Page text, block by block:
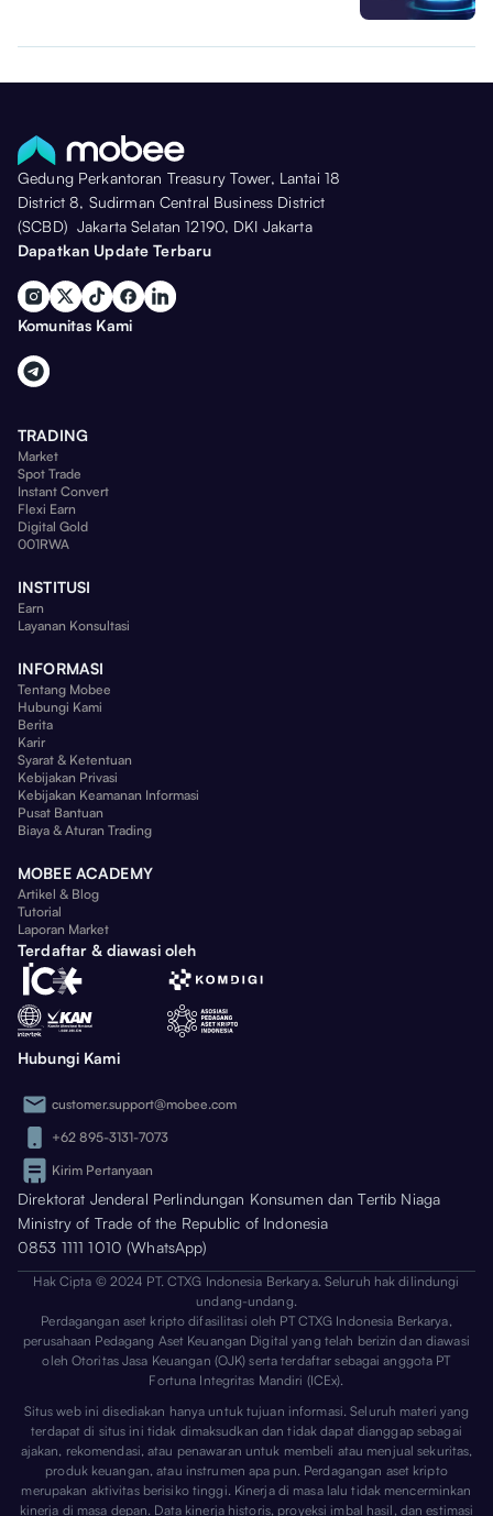
Gedung Perkantoran Treasury Tower, Lantai 18
District 8, Sudirman Central Business District
(SCBD) Jakarta Selatan 12190, DKI Jakarta
Dapatkan Update Terbaru
Komunitas Kami
TRADING
Market
Spot Trade
Instant Convert
Flexi Earn
Digital Gold
001RWA
INSTITUSI
Earn
Layanan Konsultasi
INFORMASI
Tentang Mobee
Hubungi Kami
Berita
Karir
Syarat & Ketentuan
Kebijakan Privasi
Kebijakan Keamanan Informasi
Pusat Bantuan
Biaya & Aturan Trading
MOBEE ACADEMY
Artikel & Blog
Tutorial
Laporan Market
Terdaftar & diawasi oleh
Hubungi Kami
customer.support@mobee.com
+62 895-3131-7073
Kirim Pertanyaan
Direktorat Jenderal Perlindungan Konsumen dan Tertib Niaga
Ministry of Trade of the Republic of Indonesia
0853 1111 1010 (WhatsApp)
Hak Cipta © 2024 PT. CTXG Indonesia Berkarya. Seluruh hak dilindungi
undang-undang.
Perdagangan aset kripto difasilitasi oleh PT CTXG Indonesia Berkarya,
perusahaan Pedagang Aset Keuangan Digital yang telah berizin dan diawasi
oleh Otoritas Jasa Keuangan (OJK) serta terdaftar sebagai anggota PT
Fortuna Integritas Mandiri (ICEx).
Situs web ini disediakan hanya untuk tujuan informasi. Seluruh materi yang
terdapat di situs ini tidak dimaksudkan dan tidak dapat dianggap sebagai
ajakan, rekomendasi, atau penawaran untuk membeli atau menjual sekuritas,
produk keuangan, atau instrumen apa pun. Perdagangan aset kripto
merupakan aktivitas berisiko tinggi. Kinerja di masa lalu tidak mencerminkan
kinerja di masa depan. Data kinerja historis, proyeksi imbal hasil, dan estimasi